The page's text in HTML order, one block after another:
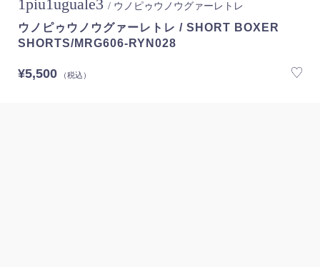
1piu1uguale3 / ウノピゥウノウグァーレトレ
ウノピゥウノウグァーレトレ / SHORT BOXER
SHORTS/MRG606-RYN028
¥5,500（税込）